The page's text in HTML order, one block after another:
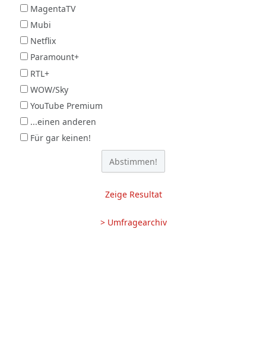
MagentaTV
Mubi
Netflix
Paramount+
RTL+
WOW/Sky
YouTube Premium
...einen anderen
Für gar keinen!
Zeige Resultat
> Umfragearchiv